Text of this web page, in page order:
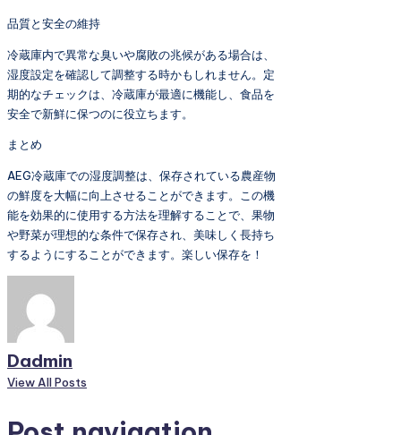
品質と安全の維持
冷蔵庫内で異常な臭いや腐敗の兆候がある場合は、
湿度設定を確認して調整する時かもしれません。定
期的なチェックは、冷蔵庫が最適に機能し、食品を
安全で新鮮に保つのに役立ちます。
まとめ
AEG冷蔵庫での湿度調整は、保存されている農産物
の鮮度を大幅に向上させることができます。この機
能を効果的に使用する方法を理解することで、果物
や野菜が理想的な条件で保存され、美味しく長持ち
するようにすることができます。楽しい保存を！
Dadmin
View All Posts